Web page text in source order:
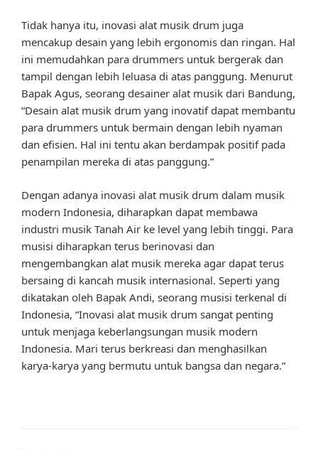
Tidak hanya itu, inovasi alat musik drum juga
mencakup desain yang lebih ergonomis dan ringan. Hal
ini memudahkan para drummers untuk bergerak dan
tampil dengan lebih leluasa di atas panggung. Menurut
Bapak Agus, seorang desainer alat musik dari Bandung,
“Desain alat musik drum yang inovatif dapat membantu
para drummers untuk bermain dengan lebih nyaman
dan efisien. Hal ini tentu akan berdampak positif pada
penampilan mereka di atas panggung.”
Dengan adanya inovasi alat musik drum dalam musik
modern Indonesia, diharapkan dapat membawa
industri musik Tanah Air ke level yang lebih tinggi. Para
musisi diharapkan terus berinovasi dan
mengembangkan alat musik mereka agar dapat terus
bersaing di kancah musik internasional. Seperti yang
dikatakan oleh Bapak Andi, seorang musisi terkenal di
Indonesia, “Inovasi alat musik drum sangat penting
untuk menjaga keberlangsungan musik modern
Indonesia. Mari terus berkreasi dan menghasilkan
karya-karya yang bermutu untuk bangsa dan negara.”